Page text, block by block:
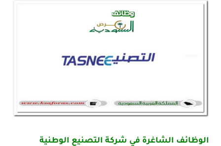
الوظائف الشاغرة في شركة التصنيع الوطنية